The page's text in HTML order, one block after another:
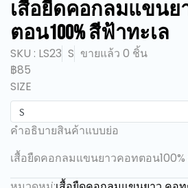
เสื้อยืดคอกลมแขนย
ตอน100% สีฟ้าทะเล
SKU : LS23 S ขายแล้ว 0 ชิ้น
฿85
SIZE
S
คำอธิบายสินค้าแบบย่อ
เสื้อยืดคอกลมแขนยาวคอทตอน100%